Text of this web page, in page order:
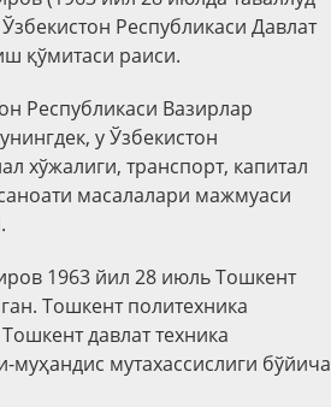
Республикаси Давлат
қўмитаси раиси.
Республикаси Вазирлар
у Ўзбекистон
хўжалиги, транспорт, капитал
масалалари мажмуаси
1963 йил 28 июль Тошкент
Тошкент политехника
Тошкентдавлат теxника
муҳандис мутахассислиги бўйича